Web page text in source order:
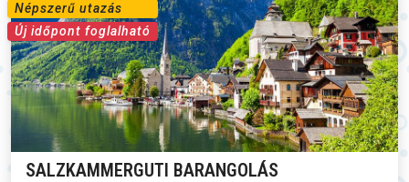
Népszerű utazás
Új időpont foglalható
SALZKAMMERGUTI BARANGOLÁS